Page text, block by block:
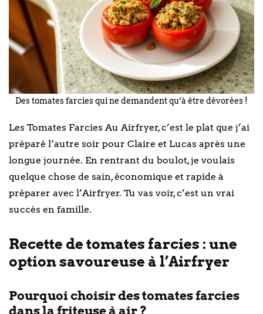
Des tomates farcies qui ne demandent qu’à être dévorées !
Les Tomates Farcies Au Airfryer, c’est le plat que j’ai
préparé l’autre soir pour Claire et Lucas après une
longue journée. En rentrant du boulot, je voulais
quelque chose de sain, économique et rapide à
préparer avec l’Airfryer. Tu vas voir, c’est un vrai
succès en famille.
Recette de tomates farcies : une
option savoureuse à l’Airfryer
Pourquoi choisir des tomates farcies
dans la friteuse à air ?